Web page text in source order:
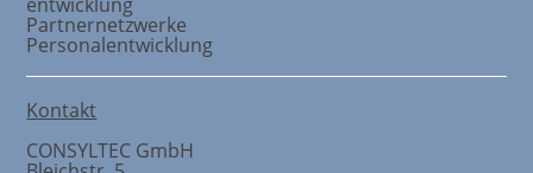
Partnernetzwerke
Personalentwicklung
Kontakt
CONSYLTEC GmbH